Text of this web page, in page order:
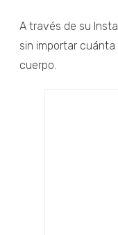
A través de su
sin importar
cuerpo.